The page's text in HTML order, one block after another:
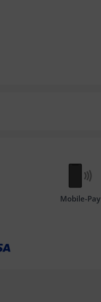
Mobile-Pay